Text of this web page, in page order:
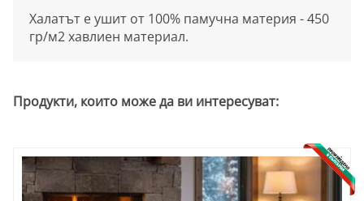
Халатът е ушит от 100% памучна материя - 450
гр/м2 хавлиен материал.
Продукти, които може да ви интересуват: